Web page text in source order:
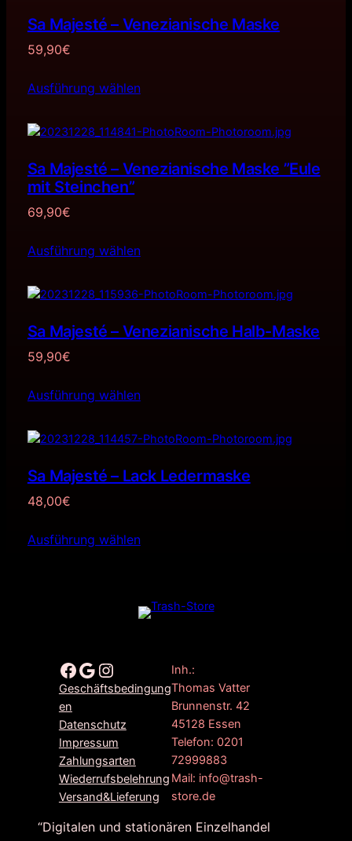
Sa Majesté – Venezianische Maske
59,90€
Ausführung wählen
Sa Majesté – Venezianische Maske ”Eule
mit Steinchen”
69,90€
Ausführung wählen
Sa Majesté – Venezianische Halb-Maske
59,90€
Ausführung wählen
Sa Majesté – Lack Ledermaske
48,00€
Ausführung wählen
Facebook Google Instagram
Geschäftsbedingung
en
Datenschutz
Impressum
Zahlungsarten
Wiederrufsbelehrung
Versand&Lieferung
Inh.:
Thomas Vatter
Brunnenstr. 42
45128 Essen
Telefon: 0201
72999883
Mail: info@trash-
store.de
“Digitalen und stationären Einzelhandel